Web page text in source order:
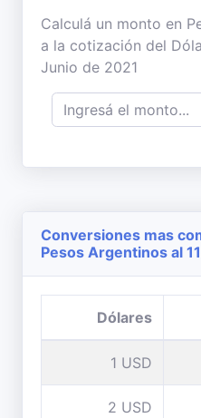
Calculá un monto en
a la cotización del
Junio de 2021
Conversiones mas
Pesos Argentinos al
Dólares
1 USD
2 USD